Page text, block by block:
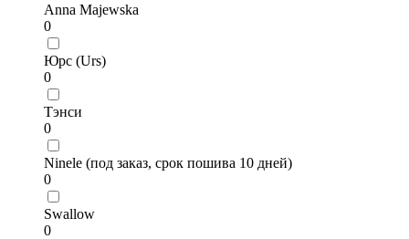
Anna Majewska
0
Юрс (Urs)
0
Тэнси
0
Ninele (под заказ, срок пошива 10 дней)
0
Swallow
0